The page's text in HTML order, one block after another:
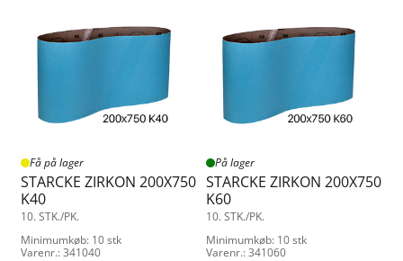
Få på lager
STARCKE ZIRKON 200X750
K40
10. STK./PK.
Minimumkøb: 10 stk
Varenr.: 341040
På lager
STARCKE ZIRKON 200X750
K60
10. STK./PK.
Minimumkøb: 10 stk
Varenr.: 341060